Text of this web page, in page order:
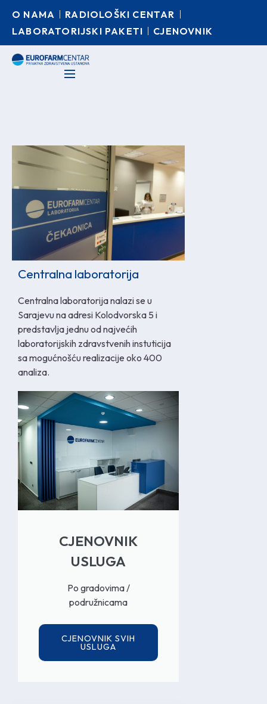
O NAMA
RADIOLOŠKI CENTAR
LABORATORIJSKI PAKETI
CJENOVNIK
Centralna laboratorija
Centralna laboratorija nalazi se u
Sarajevu na adresi Kolodvorska 5 i
predstavlja jednu od najvećih
laboratorijskih zdravstvenih instuticija
sa mogućnošću realizacije oko 400
analiza.
CJENOVNIK
USLUGA
Po gradovima /
podružnicama
CJENOVNIK SVIH
USLUGA